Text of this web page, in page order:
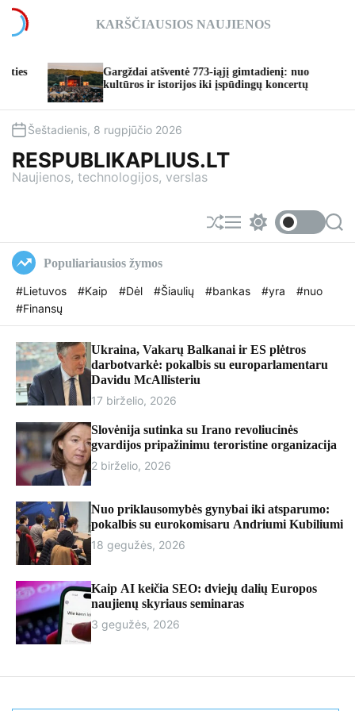
c
KARŠČIAUSIOS NAUJIENOS
Gargždai atšventė 773-iąjį gimtadienį: nuo
kultūros ir istorijos iki įspūdingų koncertų
Šeštadienis, 8 rugpjūčio 2026
RESPUBLIKAPLIUS.LT
Naujienos, technologijos, verslas
S
h
l
M
e w
h
o
o
r
S
e
Populiariausios žymos
#Lietuvos #Kaip #Dėl #Šiaulių #bankas #yra
#nuo
#Finansų
Ukraina, Vakarų Balkanai ir ES plėtros
darbotvarkė: pokalbis su europarlamentaru
Davidu McAllisteriu
17 birželio, 2026
Slovėnija sutinka su Irano revoliucinės
gvardijos pripažinimu teroristine organizacija
2 birželio, 2026
Nuo priklausomybės gynybai iki atsparumo:
pokalbis su eurokomisaru Andriumi Kubiliumi
18 gegužės, 2026
Kaip AI keičia SEO: dviejų dalių Europos
naujienų skyriaus seminaras
3 gegužės, 2026